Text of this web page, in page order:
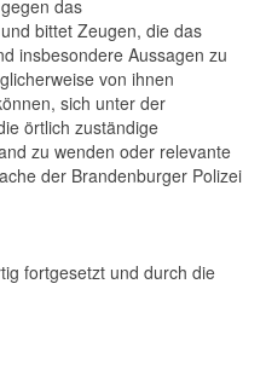
das
bittet Zeugen, die das
insbesondere Aussagen zu
von ihnen
sich unter der
örtlich zuständige
zu wenden oder relevante
der Brandenburger Polizei
fortgesetzt und durch die